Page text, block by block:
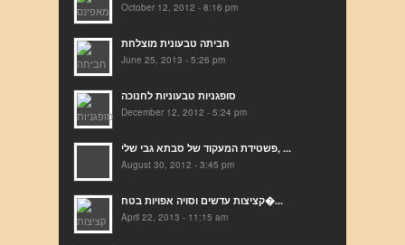
October 12, 2012 - 8:16 pm
חביתה טבעונית מוצלחת
June 25, 2013 - 5:26 pm
סופגניות טבעוניות לחנוכה
December 12, 2012 - 5:24 pm
פשטידת המעקוד של סבתא גבי שלי, ...
August 30, 2012 - 3:45 pm
קציצות עדשים וסויה אפויות בטח�...
April 22, 2013 - 11:15 am